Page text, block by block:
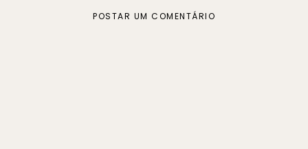
POSTAR UM COMENTÁRIO